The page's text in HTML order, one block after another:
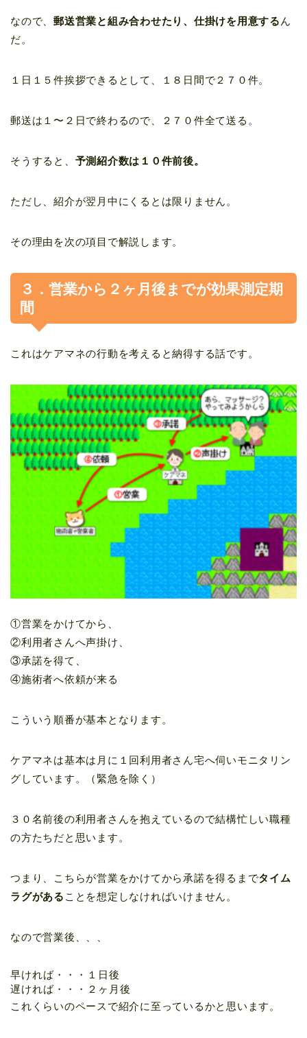
なので、郵送営業と組み合わせたり、仕掛けを用意する ん
だ。
１日１５件挨拶できるとして、１８日間で２７０件。
郵送は１〜２日で終わるので、２７０件全て送る。
そうすると、 予測紹介数は１０件前後。
ただし、紹介が翌月中にくるとは限りません。
その理由を次の項目で解説します。
３．営業から２ヶ月後までが効果測定期
間
これはケアマネの行動を考えると納得する話です。
①営業をかけてから、
②利用者さんへ声掛け、
③承諾を得て、
④施術者へ依頼が来る
こういう順番が基本となります。
ケアマネは基本は月に１回利用者さん宅へ伺いモニタリン
グしています。（緊急を除く）
３０名前後の利用者さんを抱えているので結構忙しい職種
の方たちだと思います。
つまり、こちらが営業をかけてから承諾を得るまでタイム
ラグがある ことを想定しなければいけません。
なので営業後、、、
早ければ・・・１日後
遅ければ・・・２ヶ月後
これくらいのペースで紹介に至っているかと思います。